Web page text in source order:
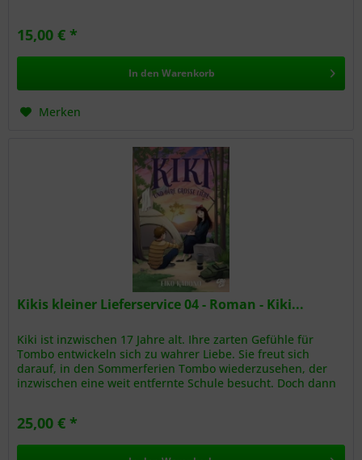
15,00 € *
In den Warenkorb
Merken
Kikis kleiner Lieferservice 04 - Roman - Kiki...
Kiki ist inzwischen 17 Jahre alt. Ihre zarten Gefühle für
Tombo entwickeln sich zu wahrer Liebe. Sie freut sich
darauf, in den Sommerferien Tombo wiederzusehen, der
inzwischen eine weit entfernte Schule besucht. Doch dann
25,00 € *